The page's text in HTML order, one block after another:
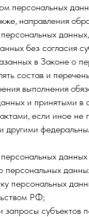
персональных
направления
без согласия
в Законе о
состав и
выполнения
и принятыми в
если иное не
другими
персональных
персональных
РФ;
субъектов